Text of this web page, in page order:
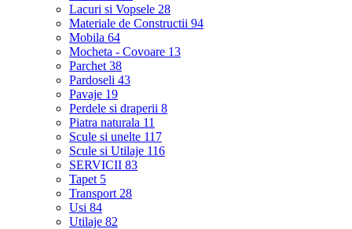
Lacuri si Vopsele 28
Materiale de Constructii 94
Mobila 64
Mocheta - Covoare 13
Parchet 38
Pardoseli 43
Pavaje 19
Perdele si draperii 8
Piatra naturala 11
Scule si unelte 117
Scule si Utilaje 116
SERVICII 83
Tapet 5
Transport 28
Usi 84
Utilaje 82